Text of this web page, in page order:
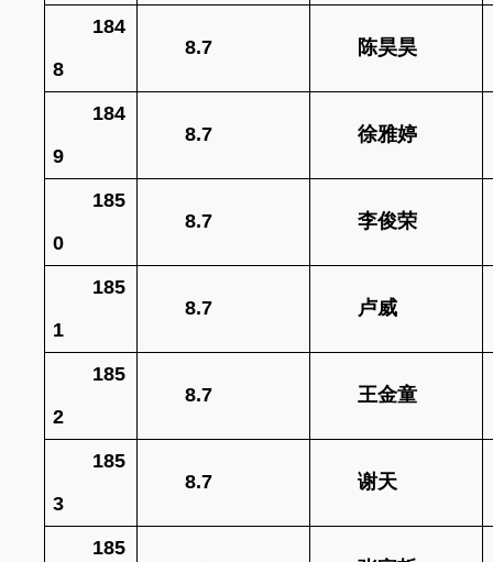
184
8
8.7 陈昊昊
184
9
8.7 徐雅婷
185
0
8.7 李俊荣
185
1
8.7 卢威
185
2
8.7 王金童
185
3
8.7 谢天
185